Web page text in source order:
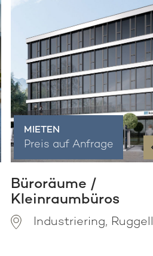
MIETEN
Preis auf Anfrage
Büroräume /
Kleinraumbüros
Industriering, Ruggell